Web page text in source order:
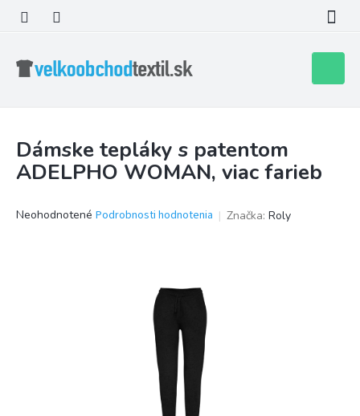
obsah
košík
Dámske tepláky s patentom
ADELPHO WOMAN, viac farieb
Priemerné
Neohodnotené Podrobnosti hodnotenia Značka: Roly